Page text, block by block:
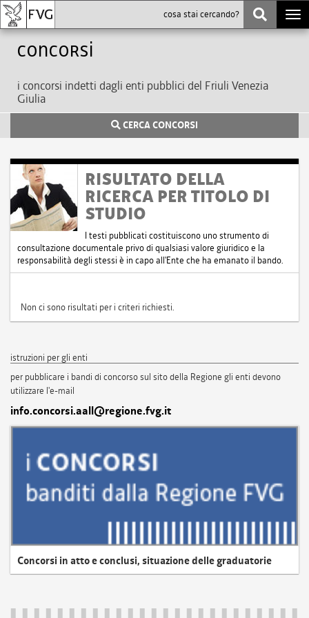
Concorsi
i concorsi indetti dagli enti pubblici del Friuli Venezia
Giulia
CERCA CONCORSI
RISULTATO DELLA
RICERCA PER TITOLO DI
STUDIO
I testi pubblicati costituiscono uno strumento di
consultazione documentale privo di qualsiasi valore giuridico e la
responsabilità degli stessi è in capo all'Ente che ha emanato il bando.
Non ci sono risultati per i criteri richiesti.
istruzioni per gli enti
per pubblicare i bandi di concorso sul sito della Regione gli enti devono
utilizzare l'e-mail
info.concorsi.aall@regione.fvg.it
Concorsi in atto e conclusi, situazione delle graduatorie